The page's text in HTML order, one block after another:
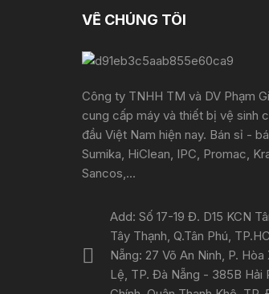
VỀ CHÚNG TÔI
Công ty TNHH TM và DV Phạm
cung cấp máy và thiết bị vệ sinh
đầu Việt Nam hiện nay. Bán sỉ -
Sumika, HiClean, IPC, Promac,
Sancos,...
Add: Số 17-19 Đ. D15 KCN
Tây Thạnh, Q.Tân Phú,
Nẵng: 27 Võ An Ninh, P. Hòa
Lệ, TP. Đà Nẵng - 385B Hải